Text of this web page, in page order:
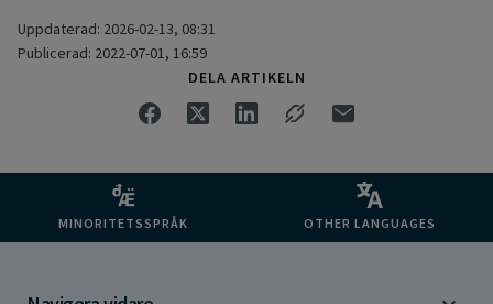
Uppdaterad: 2026-02-13, 08:31
Publicerad: 2022-07-01, 16:59
DELA ARTIKELN
MINORITETSSPRÅK OTHER LANGUAGES